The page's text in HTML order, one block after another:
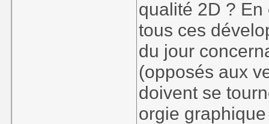
qualité 2D ?
tous ces
du jour
(opposés aux
doivent se
orgie